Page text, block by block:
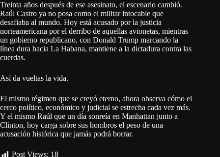
Treinta años después de ese asesinato, el escenario cambió.
Raúl Castro ya no posa como el militar intocable que
desafiaba al mundo. Hoy está acusado por la justicia
norteamericana por el derribo de aquellas avionetas, mientras
un gobierno republicano, con Donald Trump marcando la
línea dura hacia La Habana, mantiene a la dictadura contra las
cuerdas.
Así da vueltas la vida.
El mismo régimen que se creyó eterno, ahora observa cómo el
cerco político, económico y judicial se estrecha cada vez más.
Y el mismo Raúl que un día sonreía en Manhattan junto a
Clinton, hoy carga sobre sus hombros el peso de una
acusación histórica que jamás podrá borrar.
Post Views: 18